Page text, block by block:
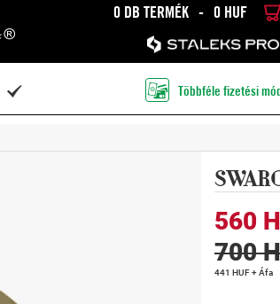
0 DB TERMÉK - 0 HUF
RÉSZLETES
 Többféle fizetési mód
560
700
441 HUF + Áfa